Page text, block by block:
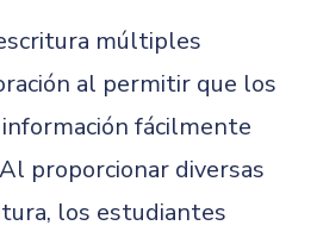
múltiples
al permitir que los
fácilmente
proporcionar diversas
los estudiantes